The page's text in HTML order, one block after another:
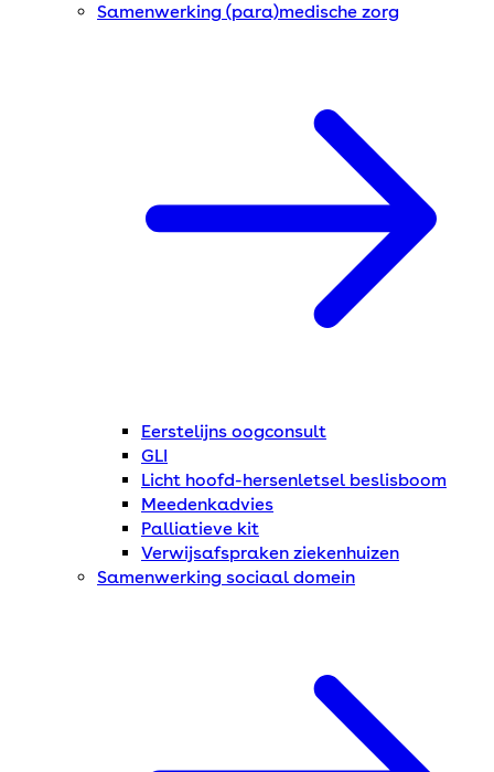
Samenwerking (para)medische zorg
Eerstelijns oogconsult
GLI
Licht hoofd-hersenletsel beslisboom
Meedenkadvies
Palliatieve kit
Verwijsafspraken ziekenhuizen
Samenwerking sociaal domein